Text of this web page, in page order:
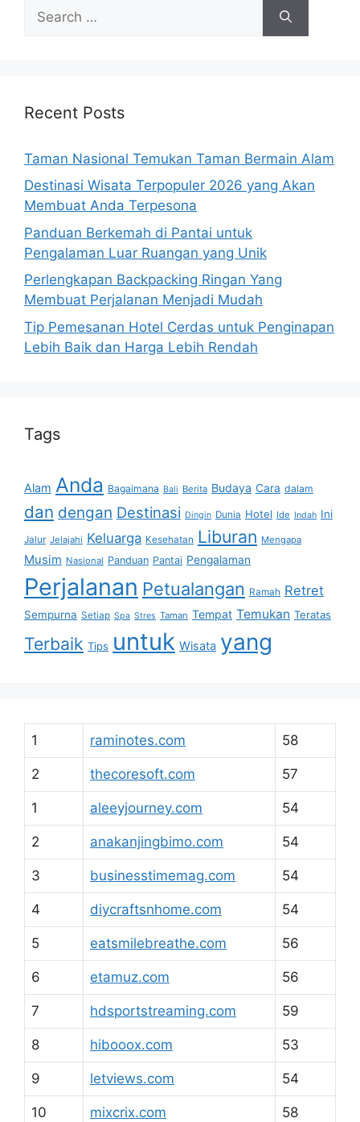
for:
Recent Posts
Taman Nasional Temukan Taman Bermain Alam
Destinasi Wisata Terpopuler 2026 yang Akan
Membuat Anda Terpesona
Panduan Berkemah di Pantai untuk
Pengalaman Luar Ruangan yang Unik
Perlengkapan Backpacking Ringan Yang
Membuat Perjalanan Menjadi Mudah
Tip Pemesanan Hotel Cerdas untuk Penginapan
Lebih Baik dan Harga Lebih Rendah
Tags
Alam Anda Bagaimana Bali Berita Budaya Cara dalam
dan dengan Destinasi Dingin Dunia Hotel Ide Indah Ini
Jalur Jelajahi Keluarga Kesehatan Liburan Mengapa
Musim Nasional Panduan Pantai Pengalaman
Perjalanan Petualangan Ramah Retret
Sempurna Setiap Spa Stres Taman Tempat Temukan Teratas
Terbaik Tips untuk Wisata yang
1 raminotes.com 58
2 thecoresoft.com 57
1 aleeyjourney.com 54
2 anakanjingbimo.com 54
3 businesstimemag.com 54
4 diycraftsnhome.com 54
5 eatsmilebreathe.com 56
6 etamuz.com 56
7 hdsportstreaming.com 59
8 hibooox.com 53
9 letviews.com 54
10 mixcrix.com 58